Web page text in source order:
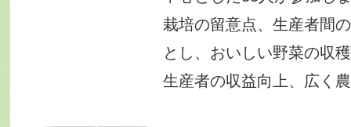
栽培の留意点、生産者間
とし、おいしい野菜の収
生産者の収益向上、広く